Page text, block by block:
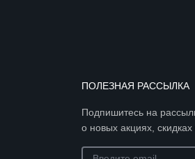
ПОЛЕЗНАЯ РАССЫЛКА
Подпишитесь на
о новых акциях,